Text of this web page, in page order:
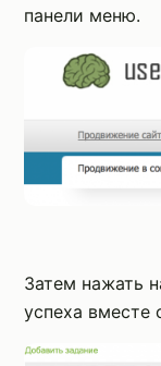
панели меню.
Затем нажать
успеха вместе